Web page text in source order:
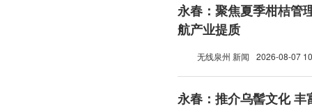
永春：聚焦夏季柑桔管
航产业提质
无线泉州 新闻 2026-08-07
永春：推介乌髻文化 丰